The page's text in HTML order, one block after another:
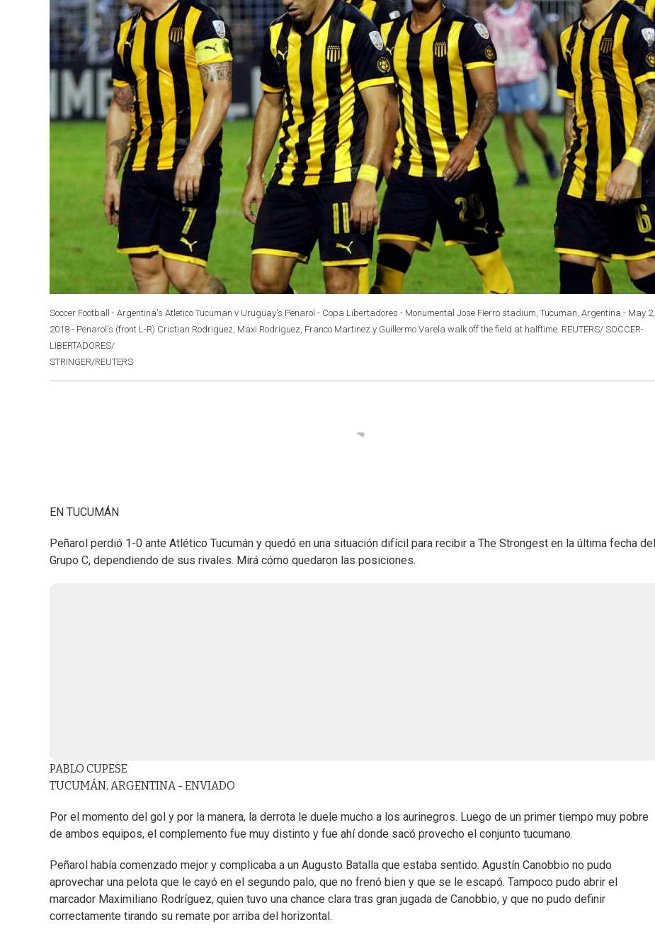
Soccer Football - Argentina's Atletico Tucuman v Uruguay's Penarol - Copa Libertadores - Monumental Jose Fierro stadium, Tucuman, Argentina - May 2,
2018 - Penarol's (front L-R) Cristian Rodriguez, Maxi Rodriguez, Franco Martinez y Guillermo Varela walk off the field at halftime. REUTERS/ SOCCER-
LIBERTADORES/
STRINGER/REUTERS
EN TUCUMÁN
Peñarol perdió 1-0 ante Atlético Tucumán y quedó en una situación difícil para recibir a The Strongest en la última fecha del
Grupo C, dependiendo de sus rivales. Mirá cómo quedaron las posiciones.
PABLO CUPESE
TUCUMÁN, ARGENTINA - ENVIADO
Por el momento del gol y por la manera, la derrota le duele mucho a los aurinegros. Luego de un primer tiempo muy pobre
de ambos equipos, el complemento fue muy distinto y fue ahí donde sacó provecho el conjunto tucumano.
Peñarol había comenzado mejor y complicaba a un Augusto Batalla que estaba sentido. Agustín Canobbio no pudo
aprovechar una pelota que le cayó en el segundo palo, que no frenó bien y que se le escapó. Tampoco pudo abrir el
marcador Maximiliano Rodríguez, quien tuvo una chance clara tras gran jugada de Canobbio, y que no pudo definir
correctamente tirando su remate por arriba del horizontal.